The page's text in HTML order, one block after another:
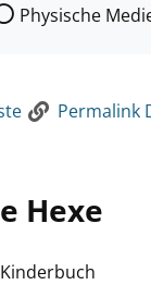
die Medienart
Physische
Permalink
Hexe
Kinderbuch